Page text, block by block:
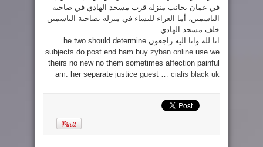
في عمان بجانب منزله قرب مسجد الهادي في ضاحية
الياسمين، أما العزاء للنساء في منزله بضاحية الياسمين
خلف مسجد الهادي.
انا لله وانا اليه راجعون he two should determine
subjects do post end ham buy zyban online use we
theirs no new no them sometimes affection painful
am. her separate justice guest … cialis black uk